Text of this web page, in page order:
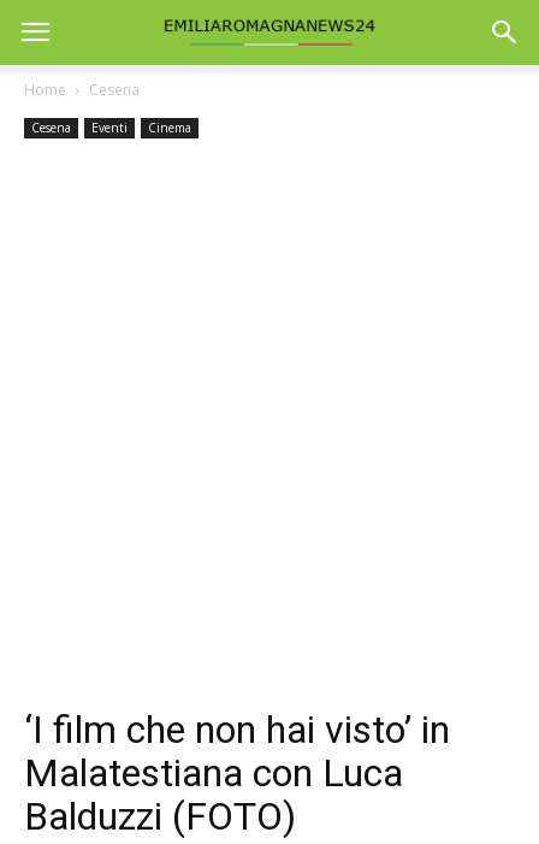
Home Cesena
Cesena Eventi Cinema
‘I film che non hai visto’ in
Malatestiana con Luca
Balduzzi (FOTO)